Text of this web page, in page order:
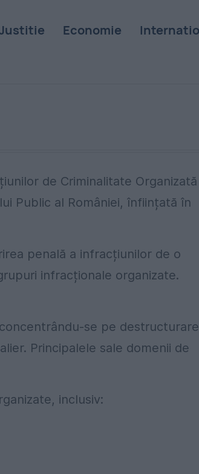
Economie
de Criminalitate
Public al României, înființată în
penală a infracțiunilor de o
infracționale organizate.
se pe
Principalele sale domenii de
inclusiv: